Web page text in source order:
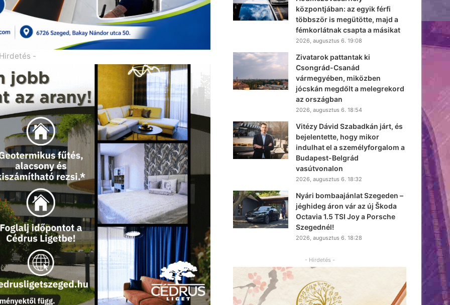
-
központjában: az egyik férfi
többször is megütötte, majd a
fémkorlátnak csapta a másikat
2026, augusztus 6. 19:08
Zivatarok pattantak ki
Csongrád-Csanád
vármegyében, miközben
jócskán megdőlt a melegrekord
az országban
2026, augusztus 6. 18:54
Vitézy Dávid Szabadkán járt, és
bejelentette, hogy mikor
indulhat el a személyforgalom a
Budapest-Belgrád
vasútvonalon
2026, augusztus 6. 18:32
Nyári bombaajánlat Szegeden –
jéghideg áron vár az új Škoda
Octavia 1.5 TSI Joy a Porsche
Szegednél!
2026, augusztus 6. 18:28
- Hirdetés -